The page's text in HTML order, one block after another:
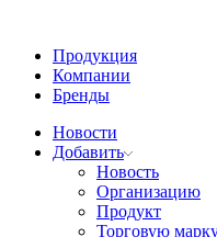
Продукция
Компании
Бренды
Новости
Добавить
Новость
Организацию
Продукт
Торговую